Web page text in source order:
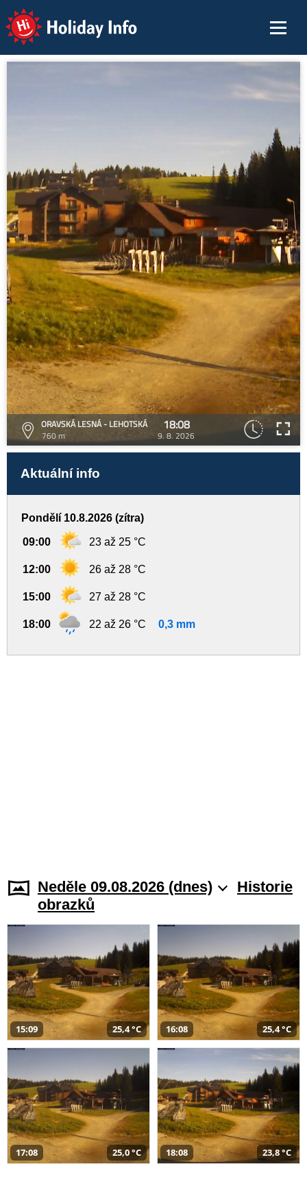
Holiday Info
ORAVSKÁ LESNÁ - LEHOTSKÁ
760 m
18:08
9. 8. 2026
Aktuální info
Pondělí 10.8.2026 (zítra)
09:00 23 až 25 °C
12:00 26 až 28 °C
15:00 27 až 28 °C
18:00 22 až 26 °C 0,3 mm
Neděle 09.08.2026 (dnes)
Historie
obrazků
15:09 25,4 °C 16:08 25,4 °C
17:08 25,0 °C 18:08 23,8 °C